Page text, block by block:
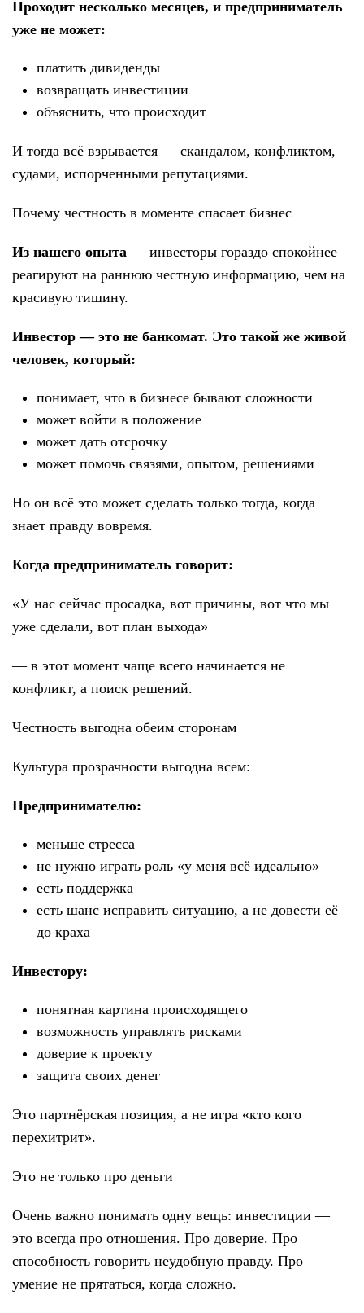
Проходит несколько месяцев, и предприниматель
уже не может:
платить дивиденды
возвращать инвестиции
объяснить, что происходит
И тогда всё взрывается — скандалом, конфликтом,
судами, испорченными репутациями.
Почему честность в моменте спасает бизнес
Из нашего опыта — инвесторы гораздо спокойнее
реагируют на раннюю честную информацию, чем на
красивую тишину.
Инвестор — это не банкомат. Это такой же живой
человек, который:
понимает, что в бизнесе бывают сложности
может войти в положение
может дать отсрочку
может помочь связями, опытом, решениями
Но он всё это может сделать только тогда, когда
знает правду вовремя.
Когда предприниматель говорит:
«У нас сейчас просадка, вот причины, вот что мы
уже сделали, вот план выхода»
— в этот момент чаще всего начинается не
конфликт, а поиск решений.
Честность выгодна обеим сторонам
Культура прозрачности выгодна всем:
Предпринимателю:
меньше стресса
не нужно играть роль «у меня всё идеально»
есть поддержка
есть шанс исправить ситуацию, а не довести её
до краха
Инвестору:
понятная картина происходящего
возможность управлять рисками
доверие к проекту
защита своих денег
Это партнёрская позиция, а не игра «кто кого
перехитрит».
Это не только про деньги
Очень важно понимать одну вещь: инвестиции —
это всегда про отношения. Про доверие. Про
способность говорить неудобную правду. Про
умение не прятаться, когда сложно.